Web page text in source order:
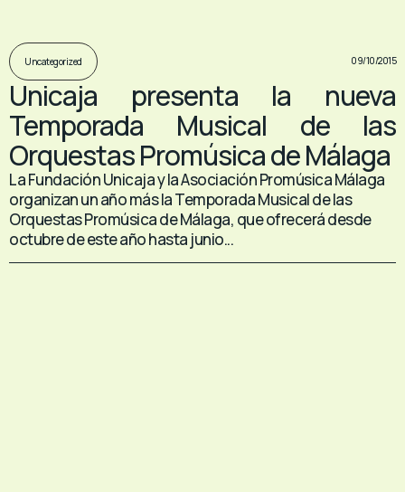
Uncategorized 09/10/2015
Unicaja presenta la nueva
Temporada Musical de las
Orquestas Promúsica de Málaga
La Fundación Unicaja y la Asociación Promúsica Málaga
organizan un año más la Temporada Musical de las
Orquestas Promúsica de Málaga, que ofrecerá desde
octubre de este año hasta junio...